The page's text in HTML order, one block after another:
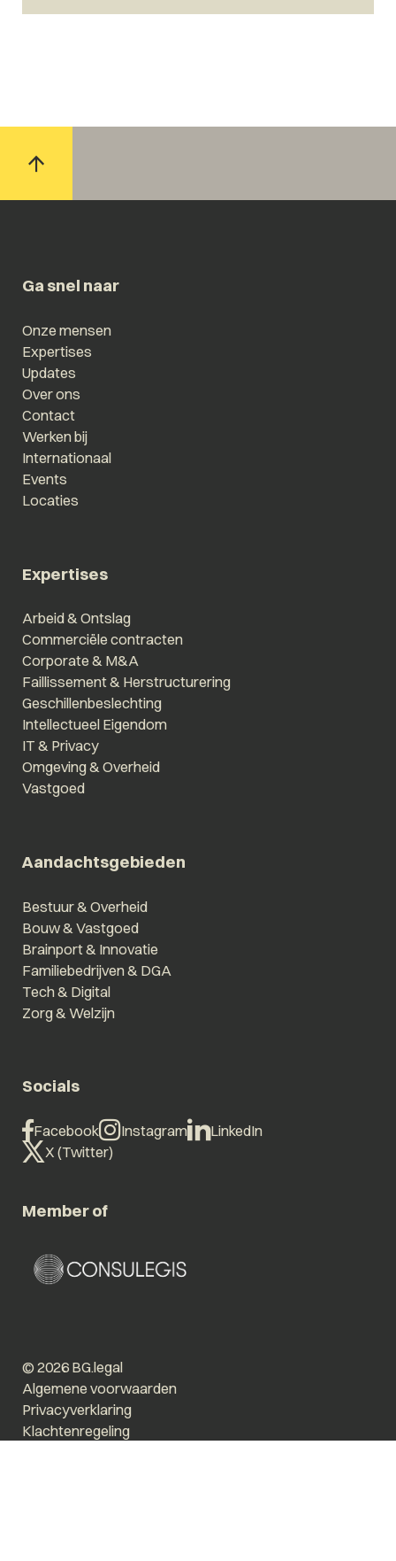
Ga snel naar
Onze mensen
Expertises
Updates
Over ons
Contact
Werken bij
Internationaal
Events
Locaties
Expertises
Arbeid & Ontslag
Commerciële contracten
Corporate & M&A
Faillissement & Herstructurering
Geschillenbeslechting
Intellectueel Eigendom
IT & Privacy
Omgeving & Overheid
Vastgoed
Aandachtsgebieden
Bestuur & Overheid
Bouw & Vastgoed
Brainport & Innovatie
Familiebedrijven & DGA
Tech & Digital
Zorg & Welzijn
Socials
Facebook Instagram
LinkedIn
X (Twitter)
Member of
© 2026 BG.legal
Algemene voorwaarden
Privacyverklaring
Klachtenregeling